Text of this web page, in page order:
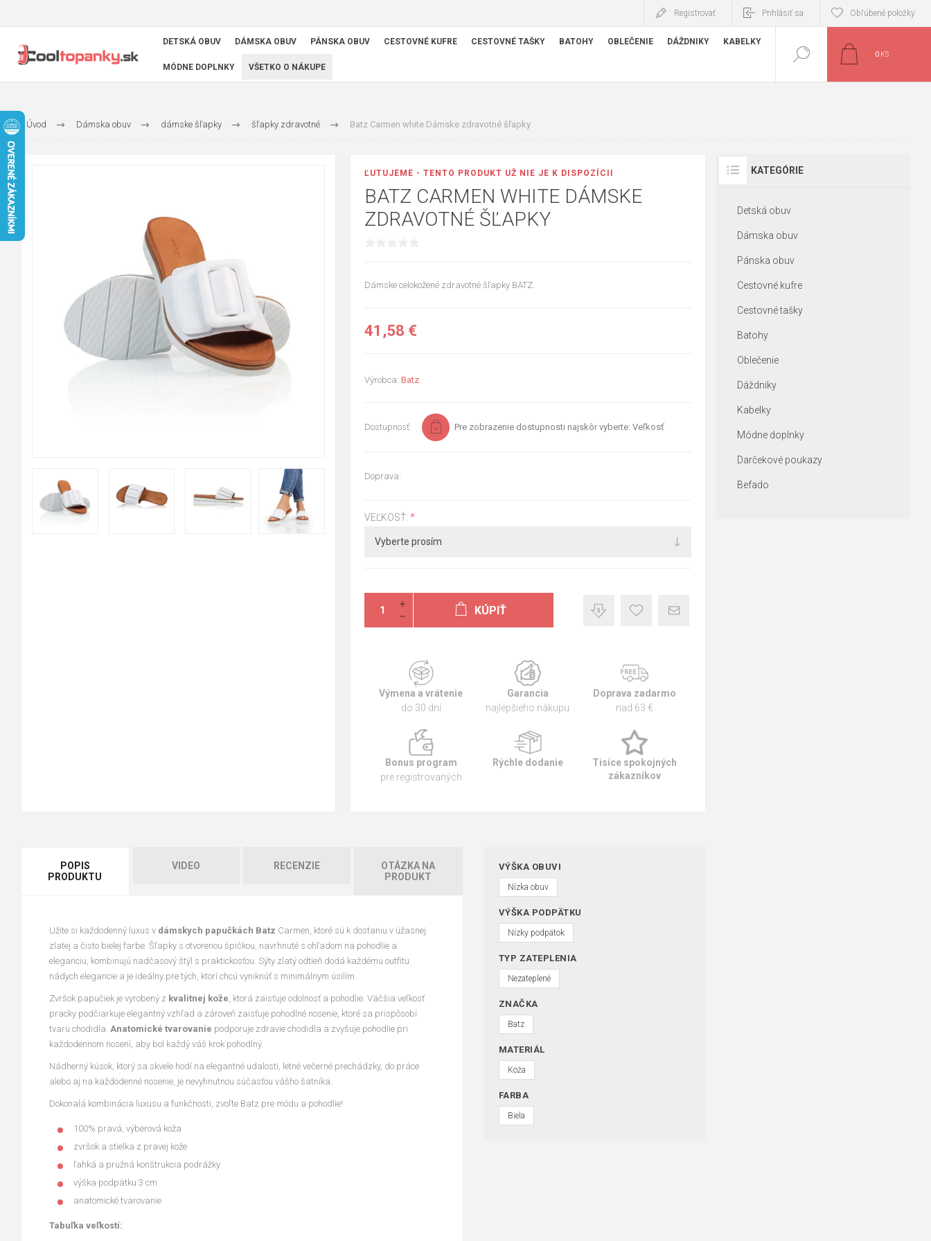
Registrovať Prihlásiť sa Obľúbené položky
DETSKÁ OBUV DÁMSKA OBUV PÁNSKA OBUV CESTOVNÉ KUFRE CESTOVNÉ TAŠKY BATOHY OBLEČENIE DÁŽDNIKY KABELKY
MÓDNE DOPLNKY VŠETKO O NÁKUPE
0 KS
Úvod Dámska obuv dámske šľapky šľapky zdravotné Batz Carmen white Dámske zdravotné šľapky
ĽUTUJEME - TENTO PRODUKT UŽ NIE JE K DISPOZÍCII
BATZ CARMEN WHITE DÁMSKE
ZDRAVOTNÉ ŠĽAPKY
Dámske celokožené zdravotné šľapky BATZ.
41,58 €
Výrobca: Batz
Dostupnosť: Pre zobrazenie dostupnosti najskôr vyberte: Veľkosť
Doprava:
VEĽKOSŤ: *
KÚPIŤ
Výmena a vrátenie
do 30 dní
Garancia
najlepšieho nákupu
Doprava zadarmo
nad 63 €
Bonus program
pre registrovaných
Rýchle dodanie
Tisíce spokojných
zákazníkov
POPIS
PRODUKTU
VIDEO RECENZIE
OTÁZKA NA
PRODUKT
Užite si každodenný luxus v dámskych papučkách Batz Carmen, ktoré sú k dostaniu v úžasnej
zlatej a čisto bielej farbe. Šľapky s otvorenou špičkou, navrhnuté s ohľadom na pohodlie a
eleganciu, kombinujú nadčasový štýl s praktickosťou. Sýty zlatý odtieň dodá každému outfitu
nádych elegancie a je ideálny pre tých, ktorí chcú vyniknúť s minimálnym úsilím.
Zvršok papučiek je vyrobený z kvalitnej kože, ktorá zaisťuje odolnosť a pohodlie. Väčšia veľkosť
pracky podčiarkuje elegantný vzhľad a zároveň zaisťuje pohodlné nosenie, ktoré sa prispôsobí
tvaru chodidla. Anatomické tvarovanie podporuje zdravie chodidla a zvyšuje pohodlie pri
každodennom nosení, aby bol každý váš krok pohodlný.
Nádherný kúsok, ktorý sa skvele hodí na elegantné udalosti, letné večerné prechádzky, do práce
alebo aj na každodenné nosenie, je nevyhnutnou súčasťou vášho šatníka.
Dokonalá kombinácia luxusu a funkčnosti, zvoľte Batz pre módu a pohodlie!
100% pravá, výberová koža
zvršok a stielka z pravej kože
ľahká a pružná konštrukcia podrážky
výška podpätku 3 cm
anatomické tvarovanie
Tabuľka veľkostí:
VÝŠKA OBUVI
Nízka obuv
VÝŠKA PODPÄTKU
Nízky podpätok
TYP ZATEPLENIA
Nezateplené
ZNAČKA
Batz
MATERIÁL
Koža
FARBA
Biela
KATEGÓRIE
Detská obuv
Dámska obuv
Pánska obuv
Cestovné kufre
Cestovné tašky
Batohy
Oblečenie
Dáždniky
Kabelky
Módne doplnky
Darčekové poukazy
Befado